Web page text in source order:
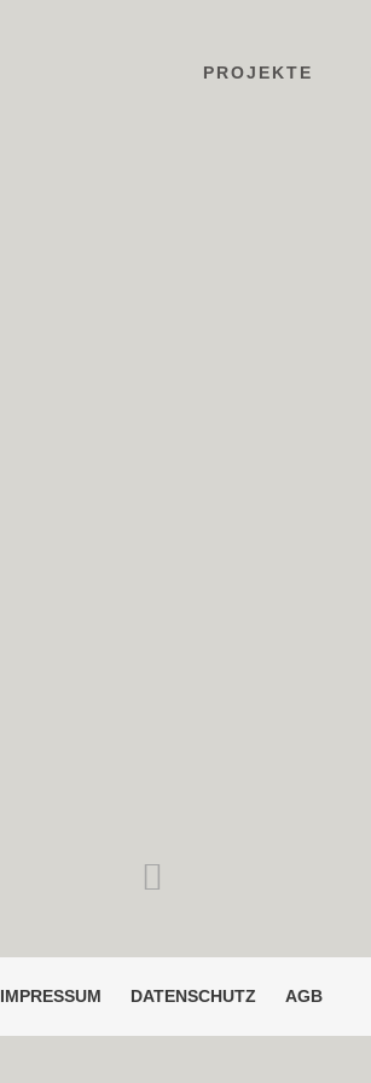
PROJEKTE
IMPRESSUM DATENSCHUTZ AGB